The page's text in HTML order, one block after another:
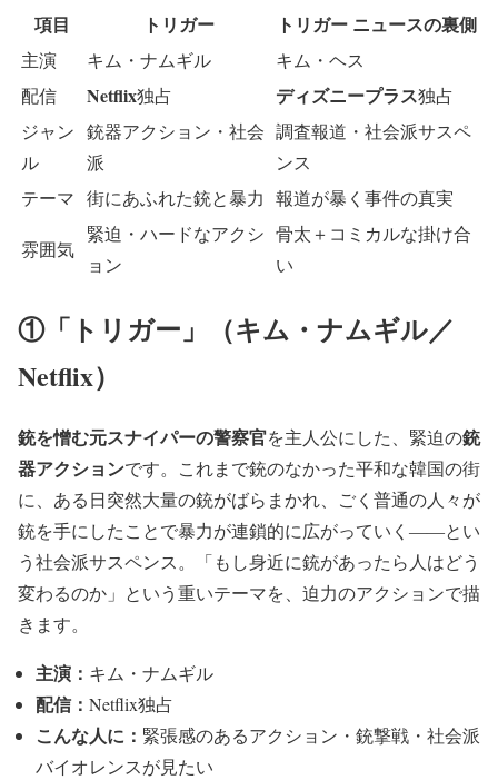
項目 トリガー トリガー ニュースの裏側
主演 キム・ナムギル
キム・ヘス
配信
Netflix独占 ディズニープラス独占
ジャン
ル
銃器アクション・社会
派
調査報道・社会派サスペ
ンス
テーマ 街にあふれた銃と暴力 報道が暴く事件の真実
雰囲気
緊迫・ハードなアクシ
ョン
骨太＋コミカルな掛け合
い
①「トリガー」（キム・ナムギル／
Netflix）
銃を憎む元スナイパーの警察官を主人公にした、緊迫の銃
器アクションです。これまで銃のなかった平和な韓国の街
に、ある日突然大量の銃がばらまかれ、ごく普通の人々が
銃を手にしたことで暴力が連鎖的に広がっていく――とい
う社会派サスペンス。「もし身近に銃があったら人はどう
変わるのか」という重いテーマを、迫力のアクションで描
きます。
主演： キム・ナムギル
配信： Netflix独占
こんな人に： 緊張感のあるアクション・銃撃戦・社会派
バイオレンスが見たい